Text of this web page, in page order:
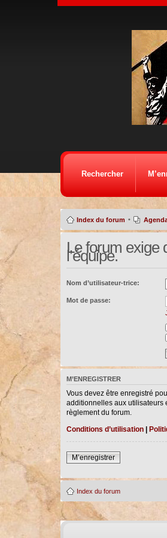
Rechercher
Index du forum •
Le forum exige
l’équipe.
Nom d’utilisateur-trice:
Mot de passe:
M’ENREGISTRER
Vous devez être enregistré
additionnelles aux utilisateurs
règlement du forum.
Conditions d’utilisation|
M’enregistrer
Index du forum